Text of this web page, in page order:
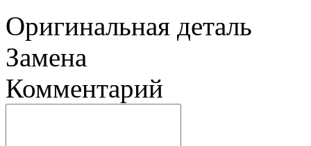
Оригинальная деталь
Замена
Комментарий